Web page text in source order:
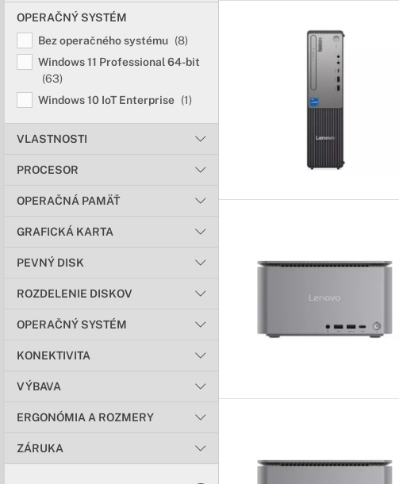
OPERAČNÝ SYSTÉM
Bez operačného systému (8)
Windows 11 Professional 64-bit
(63)
Windows 10 IoT Enterprise (1)
VLASTNOSTI
PROCESOR
OPERAČNÁ PAMÄŤ
GRAFICKÁ KARTA
PEVNÝ DISK
ROZDELENIE DISKOV
OPERAČNÝ SYSTÉM
KONEKTIVITA
VÝBAVA
ERGONÓMIA A ROZMERY
ZÁRUKA